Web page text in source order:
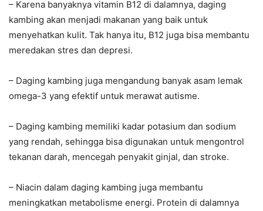
– Karena banyaknya vitamin B12 di dalamnya, daging
kambing akan menjadi makanan yang baik untuk
menyehatkan kulit. Tak hanya itu, B12 juga bisa membantu
meredakan stres dan depresi.
– Daging kambing juga mengandung banyak asam lemak
omega-3 yang efektif untuk merawat autisme.
– Daging kambing memiliki kadar potasium dan sodium
yang rendah, sehingga bisa digunakan untuk mengontrol
tekanan darah, mencegah penyakit ginjal, dan stroke.
– Niacin dalam daging kambing juga membantu
meningkatkan metabolisme energi. Protein di dalamnya